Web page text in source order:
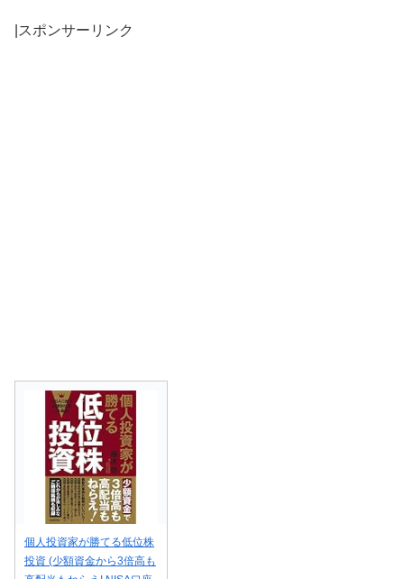
|スポンサーリンク
個人投資家が勝てる低位株
投資 (少額資金から3倍高も